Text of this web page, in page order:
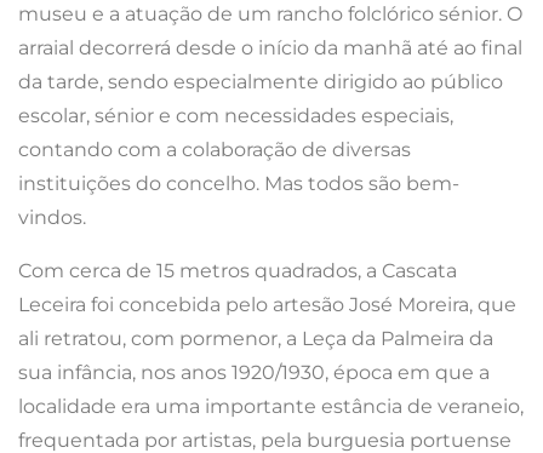
museu e a atuação de um rancho folclórico sénior. O
arraial decorrerá desde o início da manhã até ao final
da tarde, sendo especialmente dirigido ao público
escolar, sénior e com necessidades especiais,
contando com a colaboração de diversas
instituições do concelho. Mas todos são bem-
vindos.
Com cerca de 15 metros quadrados, a Cascata
Leceira foi concebida pelo artesão José Moreira, que
ali retratou, com pormenor, a Leça da Palmeira da
sua infância, nos anos 1920/1930, época em que a
localidade era uma importante estância de veraneio,
frequentada por artistas, pela burguesia portuense